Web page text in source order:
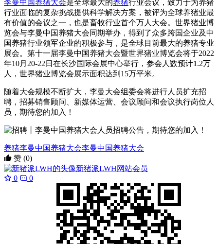
李曼中国养猪大会是全球最大的养猪行业会议，致力于为养猪
行业面临的复杂挑战提供科学解决方案，被评为全球养猪业最
有价值的会议之一，也是畜牧行业首个万人大会。世界猪业博
览会与李曼中国养猪大会同期举办，得到了众多跨国企业及中
国养猪行业领军企业的积极参与，是全球目前最大的养猪专业
展会。第十一届李曼中国养猪大会暨世界猪业博览会将于2022
年10月20-22日在长沙国际会展中心举行，参会人数预计1.2万
人，世界猪业博览会展示面积达到15万平米。
随着大会规模不断扩大，李曼大会组委会将进行人员扩充招
聘，招募销售顾问、新媒体运营、会议顾问和会议执行岗位人
员，期待您的加入！
养猪李曼中国养猪大会李曼中国养猪大会
赞 (0)
新猪派LWH网站会员
0
0